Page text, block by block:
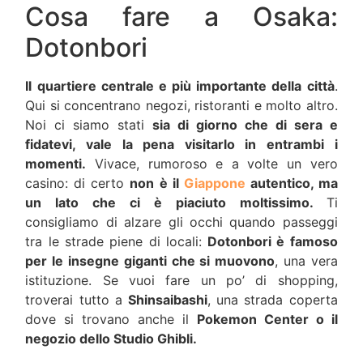
Cosa fare a Osaka:
Dotonbori
Il quartiere centrale e più importante della città.
Qui si concentrano negozi, ristoranti e molto altro.
Noi ci siamo statisia di giorno che di sera e
fidatevi, vale la pena visitarlo in entrambi i
momenti. Vivace, rumoroso e a volte un vero
casino: di certo non è il Giappone autentico, ma
un lato che ci è piaciuto moltissimo. Ti
consigliamo di alzare gli occhi quando passeggi
tra le strade piene di locali: Dotonbori è famoso
per le insegne giganti che si muovono, una vera
istituzione. Se vuoi fare un po’ di shopping,
troverai tutto a Shinsaibashi, una strada coperta
dove si trovano anche il Pokemon Center o il
negozio dello Studio Ghibli.